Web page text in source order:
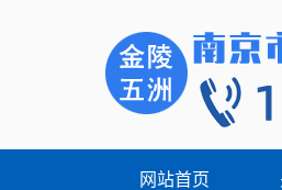
网站首页